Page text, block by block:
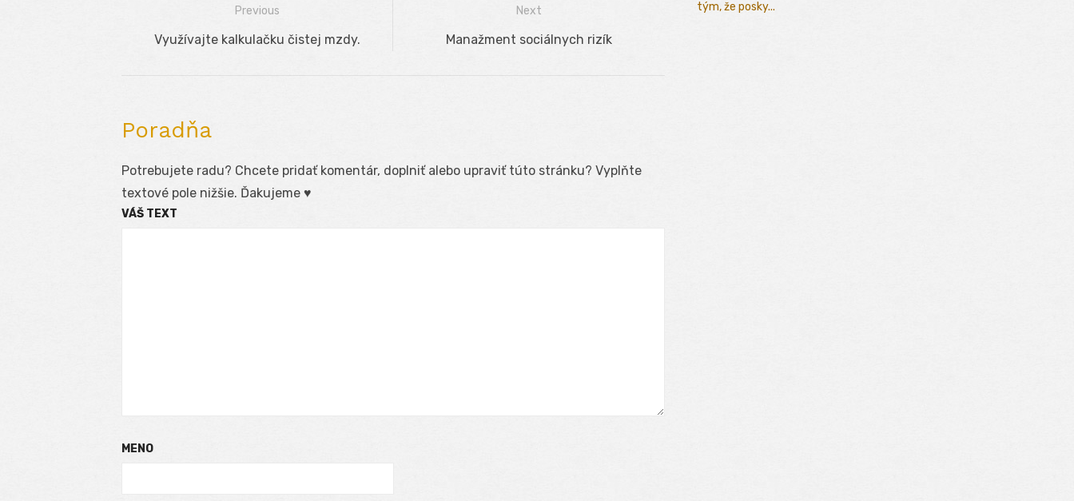
Navigácia
Previous
Previous
Využívajte kalkulačku čistej mzdy.
Next
Next
Manažment sociálnych rizík
Poradňa
Potrebujete radu? Chcete pridať komentár, doplniť alebo upraviť túto stránku? Vyplňte
textové pole nižšie. Ďakujeme ♥
VÁŠ TEXT
MENO
tým, že posky...